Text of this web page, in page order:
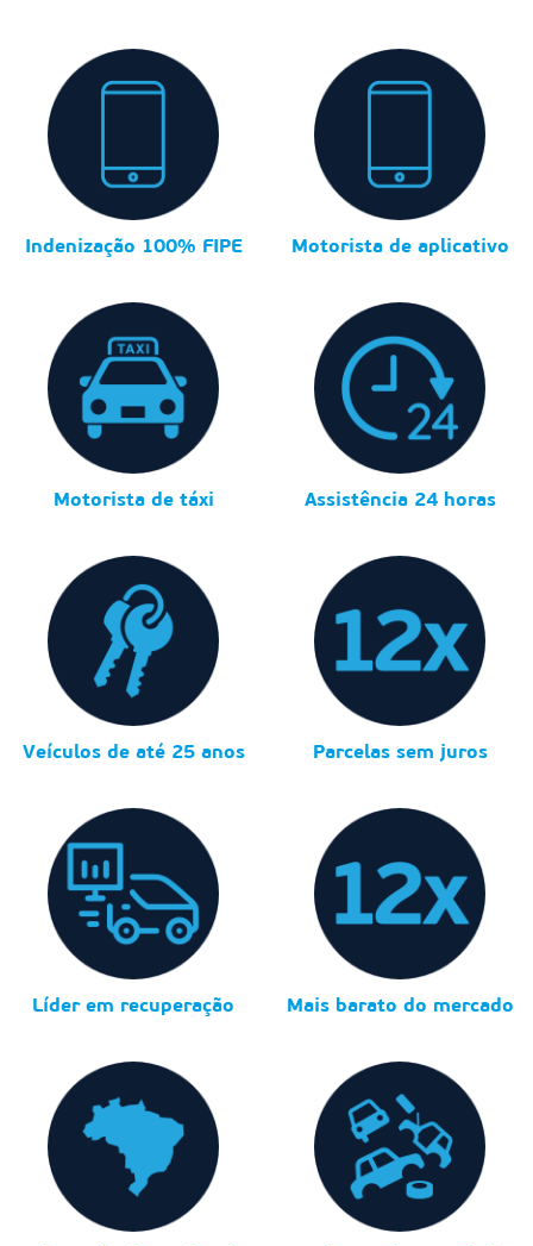
Indenização 100% FIPE Motorista de aplicativo
Motorista de táxi Assistência 24 horas
Veículos de até 25 anos Parcelas sem juros
Líder em recuperação Mais barato do mercado